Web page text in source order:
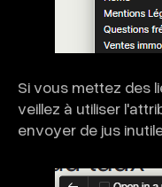
Si vous mettez des
veillez à utiliser
envoyer de jus